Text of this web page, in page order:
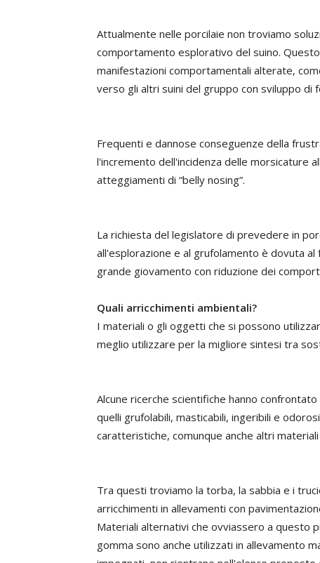
Attualmente nelle porcilaie non troviamo
comportamento esplorativo del suino.
manifestazioni comportamentali alterate,
verso gli altri suini del gruppo con sviluppo di
Frequenti e dannose conseguenze della
l'incremento dell'incidenza delle morsicature
atteggiamenti di “belly nosing”.
La richiesta del legislatore di prevedere in
all'esplorazione e al grufolamento è dovuta
grande giovamento con riduzione dei
Quali arricchimenti ambientali?
I materiali o gli oggetti che si possono
meglio utilizzare per la migliore sintesi tra
Alcune ricerche scientifiche hanno
quelli grufolabili, masticabili, ingeribili e
caratteristiche, comunque anche altri
Tra questi troviamo la torba, la sabbia e i
arricchimenti in allevamenti con
Materiali alternativi che ovviassero a questo
gomma sono anche utilizzati in allevamento